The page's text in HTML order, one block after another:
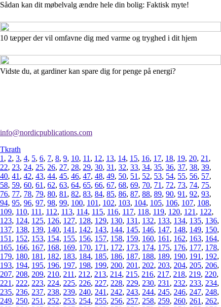
Sådan kan dit møbelvalg ændre hele din bolig: Faktisk myte!
10 tæpper der vil omfavne dig med varme og tryghed i dit hjem
Vidste du, at gardiner kan spare dig for penge på energi?
info@nordicpublications.com
Tkrath
1 , 2, 3, 4, 5, 6, 7, 8, 9, 10, 11 , 12, 13, 14, 15, 16, 17, 18, 19, 20, 21 ,
22, 23, 24, 25, 26, 27, 28, 29, 30, 31 , 32, 33, 34, 35, 36, 37, 38, 39,
40, 41 , 42, 43, 44, 45, 46, 47, 48, 49, 50, 51 , 52, 53, 54, 55, 56, 57,
58, 59, 60, 61 , 62, 63, 64, 65, 66, 67, 68, 69, 70, 71 , 72, 73, 74, 75,
76, 77, 78, 79, 80, 81 , 82, 83, 84, 85, 86, 87, 88, 89, 90, 91 , 92, 93,
94, 95, 96, 97, 98, 99, 100, 101 , 102, 103, 104, 105, 106, 107, 108,
109, 110, 111 , 112, 113, 114, 115, 116, 117, 118, 119, 120, 121 , 122,
123, 124, 125, 126, 127, 128, 129, 130, 131 , 132, 133, 134, 135, 136,
137, 138, 139, 140, 141 , 142, 143, 144, 145, 146, 147, 148, 149, 150,
151 , 152, 153, 154, 155, 156, 157, 158, 159, 160, 161 , 162, 163, 164,
165, 166, 167, 168, 169, 170, 171 , 172, 173, 174, 175, 176, 177, 178,
179, 180, 181 , 182, 183, 184, 185, 186, 187, 188, 189, 190, 191 , 192,
193, 194, 195, 196, 197, 198, 199, 200, 201 , 202, 203, 204, 205, 206,
207, 208, 209, 210, 211 , 212, 213, 214, 215, 216, 217, 218, 219, 220,
221 , 222, 223, 224, 225, 226, 227, 228, 229, 230, 231 , 232, 233, 234,
235, 236, 237, 238, 239, 240, 241 , 242, 243, 244, 245, 246, 247, 248,
249, 250, 251 , 252, 253, 254, 255, 256, 257, 258, 259, 260, 261 , 262,